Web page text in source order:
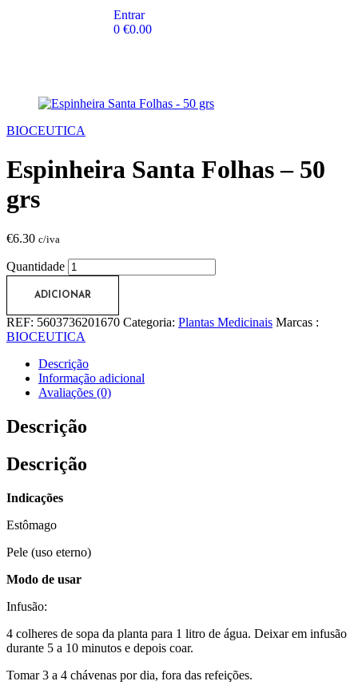
Entrar
0 €0.00
BIOCEUTICA
Espinheira Santa Folhas – 50
grs
€6.30 c/iva
Quantidade
ADICIONAR
REF: 5603736201670 Categoria: Plantas Medicinais Marcas :
BIOCEUTICA
Descrição
Informação adicional
Avaliações (0)
Descrição
Descrição
Indicações
Estômago
Pele (uso eterno)
Modo de usar
Infusão:
4 colheres de sopa da planta para 1 litro de água. Deixar em infusão
durante 5 a 10 minutos e depois coar.
Tomar 3 a 4 chávenas por dia, fora das refeições.